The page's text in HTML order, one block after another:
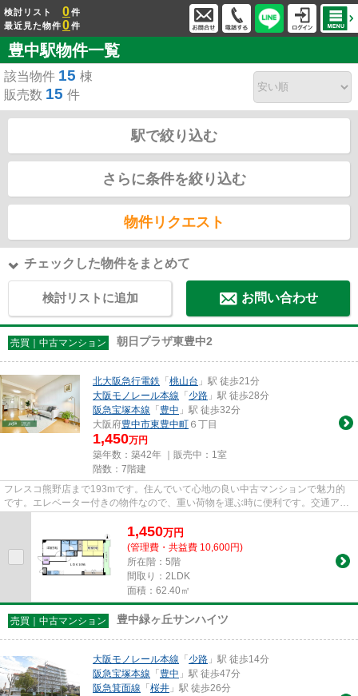
検討リスト 0件
最近見た物件0件
豊中駅物件一覧
該当物件 15 棟
販売数 15 件
駅で絞り込む
さらに条件を絞り込む
物件リクエスト
チェックした物件をまとめて
検討リストに追加 お問い合わせ
売買｜中古マンション 朝日プラザ東豊中2
北大阪急行電鉄 「 桃山台 」駅 徒歩21分
大阪モノレール本線 「 少路 」駅 徒歩28分
阪急宝塚本線 「 豊中 」駅 徒歩32分
大阪府豊中市東豊中町 ６丁目
1,450万円
築年数：築42年 ｜販売中： 1室
階数：7階建
フレスコ熊野店まで193mです。住んでいて心地の良い中古マンションで魅力的
です。エレベーター付きの物件なので、重い荷物を運ぶ時に便利です。交通アク
1,450万円
(管理費・共益費 10,600円)
所在階：5階
間取り：2LDK
面積：62.40㎡
売買｜中古マンション 豊中緑ヶ丘サンハイツ
大阪モノレール本線 「 少路 」駅 徒歩14分
阪急宝塚本線 「 豊中 」駅 徒歩47分
阪急箕面線 「 桜井 」駅 徒歩26分